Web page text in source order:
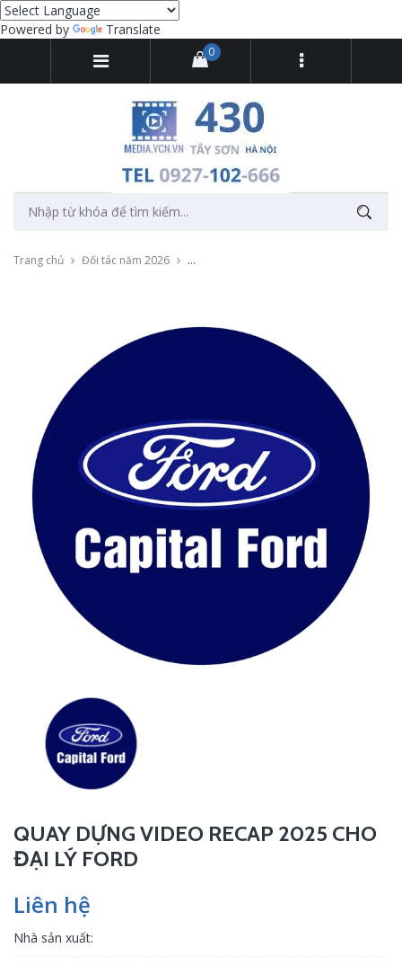
Powered by Translate
0
Trang chủ Đối tác năm 2026 Quay dựng video Recap 2025 cho Đại lý
QUAY DỰNG VIDEO RECAP 2025 CHO
ĐẠI LÝ FORD
Liên hệ
Nhà sản xuất: